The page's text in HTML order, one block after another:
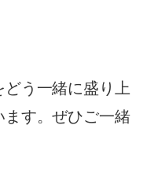
う一緒に盛り上
ます。ぜひご一緒